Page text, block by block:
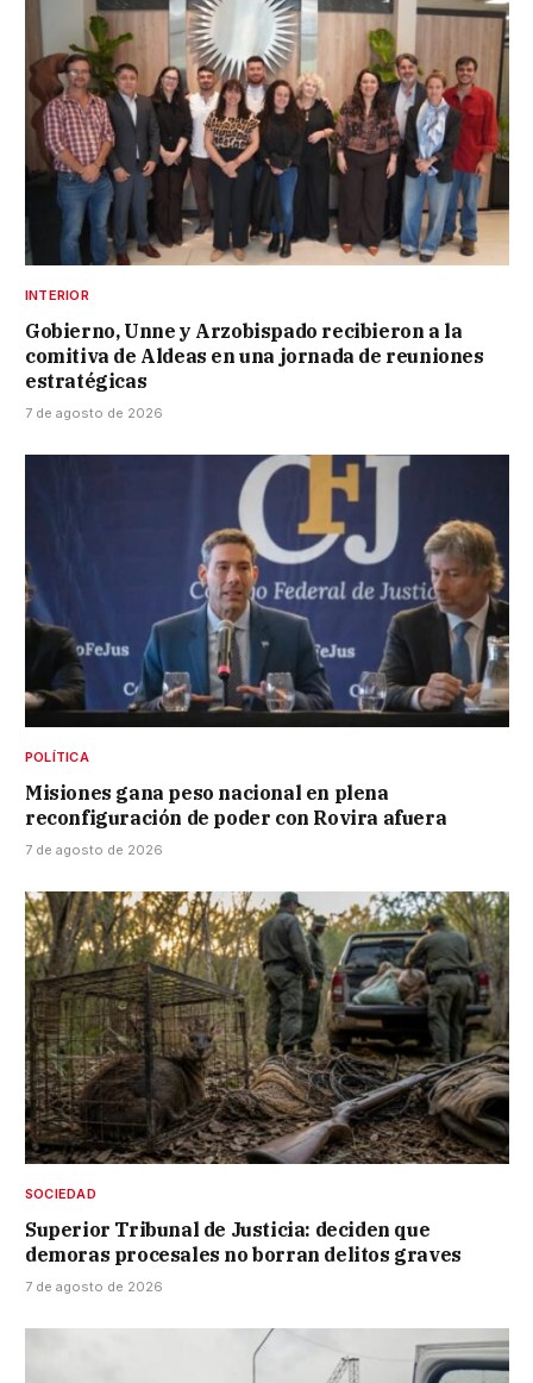
INTERIOR
Gobierno, Unne y Arzobispado recibieron a la
comitiva de Aldeas en una jornada de reuniones
estratégicas
7 de agosto de 2026
POLÍTICA
Misiones gana peso nacional en plena
reconfiguración de poder con Rovira afuera
7 de agosto de 2026
SOCIEDAD
Superior Tribunal de Justicia: deciden que
demoras procesales no borran delitos graves
7 de agosto de 2026